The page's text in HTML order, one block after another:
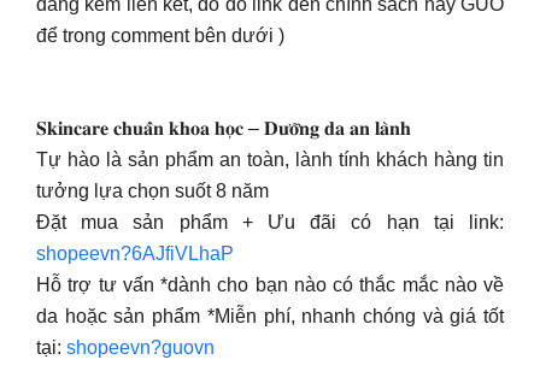
đăng kèm liên kết, do đó link đến chính sách này GUO
để trong comment bên dưới )
𝐒𝐤𝐢𝐧𝐜𝐚𝐫𝐞 𝐜𝐡𝐮𝐚̂̉𝐧 𝐤𝐡𝐨𝐚 𝐡𝐨̣𝐜 – 𝐃𝐮̛𝐨̛̃𝐧𝐠 𝐝𝐚 𝐚𝐧 𝐥𝐚̀𝐧𝐡
Tự hào là sản phẩm an toàn, lành tính khách hàng tin
tưởng lựa chọn suốt 8 năm
Đặt mua sản phẩm + Ưu đãi có hạn tại link:
shopeevn?6AJfiVLhaP
Hỗ trợ tư vấn *dành cho bạn nào có thắc mắc nào về
da hoặc sản phẩm *Miễn phí, nhanh chóng và giá tốt
tại: shopeevn?guovn